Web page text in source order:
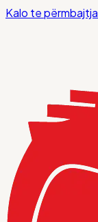
Kalo te përmbajtja